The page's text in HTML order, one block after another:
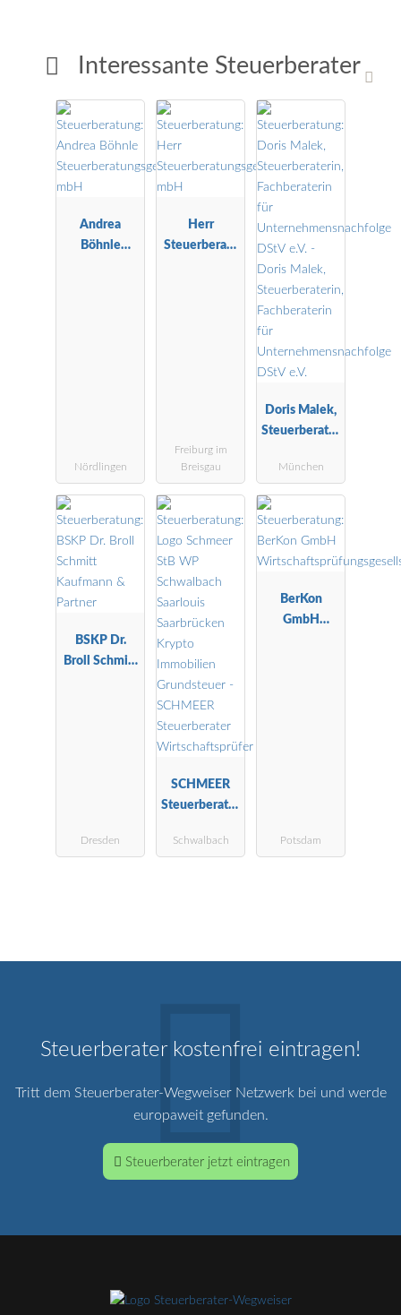
Interessante Steuerberater
Andrea
Böhnle
Nördlingen
Herr
Steuerberatu
Freiburg im
Breisgau
Doris Malek,
Steuerberater
Fachberaterin
für
Unternehmen
snachfolge
DStV e.V.
München
BSKP Dr.
Broll Schmitt
Dresden
SCHMEER
Steuerberater
üfer
Schwalbach
BerKon
GmbH
Potsdam
Steuerberater kostenfrei eintragen!
Tritt dem Steuerberater-Wegweiser Netzwerk bei und werde
europaweit gefunden.
Steuerberater jetzt eintragen